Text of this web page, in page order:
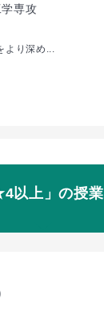
専攻
より深め...
以上」の授業